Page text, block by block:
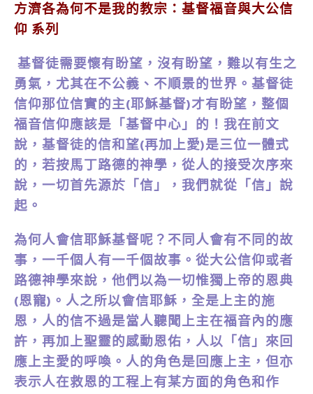
方濟各為何不是我的教宗：基督福音與大公信
仰 系列
基督徒需要懷有盼望，沒有盼望，難以有生之
勇氣，尤其在不公義、不順景的世界。基督徒
信仰那位信實的主(耶穌基督)才有盼望，整個
福音信仰應該是「基督中心」的！我在前文
說，基督徒的信和望(再加上愛)是三位一體式
的，若按馬丁路德的神學，從人的接受次序來
說，一切首先源於「信」，我們就從「信」說
起。
為何人會信耶穌基督呢？不同人會有不同的故
事，一千個人有一千個故事。從大公信仰或者
路德神學來說，他們以為一切惟獨上帝的恩典
(恩寵)。人之所以會信耶穌，全是上主的施
恩，人的信不過是當人聽聞上主在福音內的應
許，再加上聖靈的感動恩佑，人以「信」來回
應上主愛的呼喚。人的角色是回應上主，但亦
表示人在救恩的工程上有某方面的角色和作